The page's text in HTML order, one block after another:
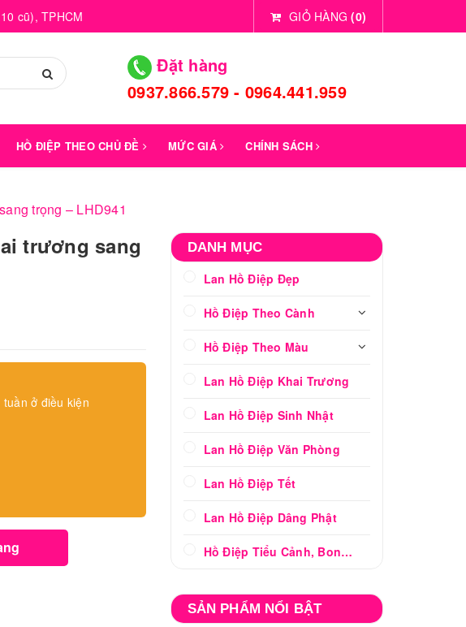
cũ), TPHCM GIỎ HÀNG (0)
Đặt hàng
0937.866.579 - 0964.441.959
HỒ ĐIỆP THEO CHỦ ĐỀ MỨC GIÁ CHÍNH SÁCH
trọng – LHD941
trương sang
ở điều kiện
DANH MỤC
Lan Hồ Điệp Đẹp
Hồ Điệp Theo Cành
Hồ Điệp Theo Màu
Lan Hồ Điệp Khai Trương
Lan Hồ Điệp Sinh Nhật
Lan Hồ Điệp Văn Phòng
Lan Hồ Điệp Tết
Lan Hồ Điệp Dâng Phật
Hồ Điệp Tiểu Cảnh, Bonsai
SẢN PHẨM NỔI BẬT